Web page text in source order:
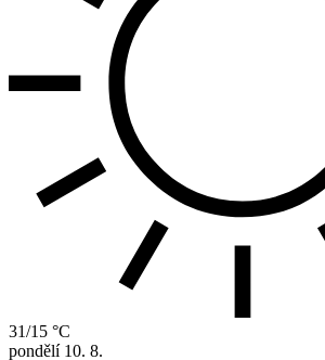
31/15 °C
pondělí 10. 8.